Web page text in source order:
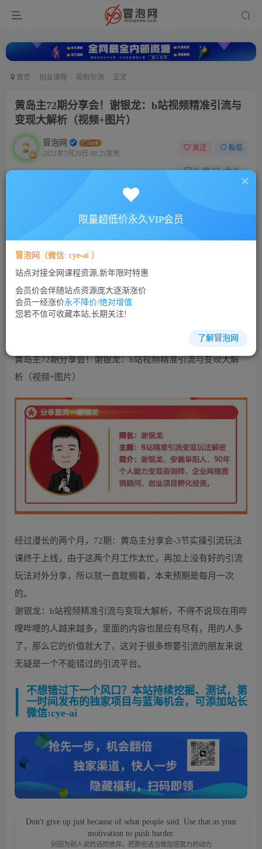
首页 创业课程 吸粉引流 正文
黄岛主72期分享会！谢银龙：b站视频精准引流与
变现大解析（视频+图片）
冒泡网
2022年7月26日 09:25发布
关注 私信
0 23 0
此内容为付费资源，请付费后查看
10
VIP会员
立即购买
您当前未登录！建议登陆后购买，可保存购买订单
黄岛主72期分享会！谢银龙：b站视频精准引流与变现大解
析（视频+图片）
经过漫长的两个月，72期：黄岛主分享会-3节实操引流玩法
课终于上线，由于这两个月工作太忙，再加上没有好的引流
玩法对外分享，所以就一直耽搁着，本来预期是每月一次
的。
谢银龙：b站视频精准引流与变现大解析，不得不说现在用哔
哩哔哩的人越来越多，里面的内容也是应有尽有，用的人多
了，那么它的价值就大了，这对于很多想要引流的朋友来说
无疑是一个不能错过的引流平台。
不想错过下一个风口？本站持续挖掘、测试，第
一时间发布的独家项目与蓝海机会，可添加站长
微信:cye-ai
Don't give up just because of what people said. Use that as your
motivation to push harder.
别因为别人说的话而放弃，把那些话当做加倍努力的动力
限量超低价永久VIP会员
冒泡网（微信: cye-ai ）
站点对接全网课程资源,新年限时特惠
会员价会伴随站点资源庞大逐渐涨价
会员一经涨价永不降价/绝对增值
您若不信可收藏本站,长期关注!
了解冒泡网